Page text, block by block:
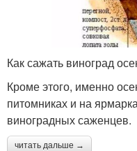
Как сажать виноград
Кроме этого, именно
питомниках и на
виноградных саженцев.
читать дальше →